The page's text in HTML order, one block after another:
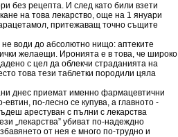
без рецепта. И след като били взети
на това лекарство, още на 1 януари
притежаващ точно същите
води до абсолютно нищо: аптеките
желаещи. Иронията е в това, че широко
с цел да облекчи страданията на
това тези таблетки породили цяла
днес приемат именно фармацевтични
по-лесно се купува, а главното -
арестуван с пълни с лекарства
„лекарства” убиват по-надеждно
от нея е много по-трудно и